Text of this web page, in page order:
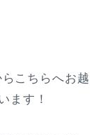
こちらへお越
ます！